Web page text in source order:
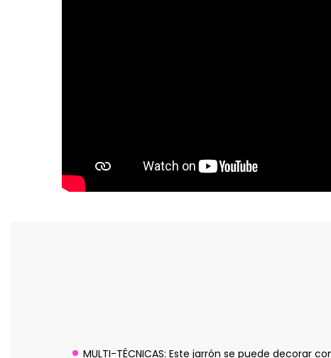
MULTI-TÉCNICAS: Este jarrón se puede